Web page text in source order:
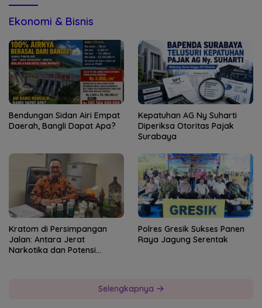
Ekonomi & Bisnis
Bendungan Sidan Airi Empat
Daerah, Bangli Dapat Apa?
Kepatuhan AG Ny Suharti
Diperiksa Otoritas Pajak
Surabaya
Kratom di Persimpangan
Jalan: Antara Jerat
Narkotika dan Potensi
Polres Gresik Sukses Panen
Raya Jagung Serentak
Selengkapnya